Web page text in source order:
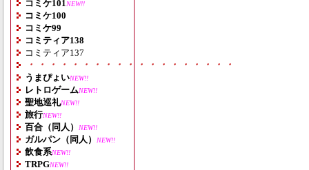
コミケ101 NEW!!
コミケ100
コミケ99
コミティア138
コミティア137
・・・・・・・・・・・・・・・・・・・
うまぴょいNEW!!
レトロゲームNEW!!
聖地巡礼NEW!!
旅行NEW!!
百合（同人） NEW!!
ガルパン（同人） NEW!!
飲食系NEW!!
TRPGNEW!!